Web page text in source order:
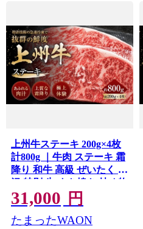
上州牛ステーキ 200g×4枚
計800g ｜牛肉 ステーキ 霜
降り 和牛 高級 ぜいたく 贅
沢 特別 牛 すき焼き 炒め物
ブランド牛 上州牛 使いや
すい 便利 長期保存 冷凍 ス
トック 群馬県 前橋市
31,000 円
たまったWAON